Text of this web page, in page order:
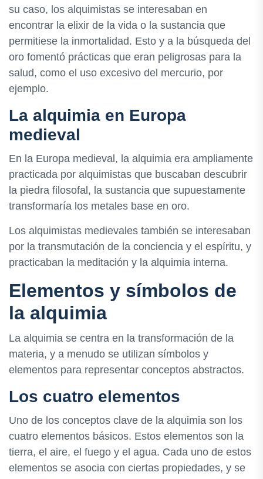
su caso, los alquimistas se interesaban en
encontrar la elixir de la vida o la sustancia que
permitiese la inmortalidad. Esto y a la búsqueda del
oro fomentó prácticas que eran peligrosas para la
salud, como el uso excesivo del mercurio, por
ejemplo.
La alquimia en Europa
medieval
En la Europa medieval, la alquimia era ampliamente
practicada por alquimistas que buscaban descubrir
la piedra filosofal, la sustancia que supuestamente
transformaría los metales base en oro.
Los alquimistas medievales también se interesaban
por la transmutación de la conciencia y el espíritu, y
practicaban la meditación y la alquimia interna.
Elementos y símbolos de
la alquimia
La alquimia se centra en la transformación de la
materia, y a menudo se utilizan símbolos y
elementos para representar conceptos abstractos.
Los cuatro elementos
Uno de los conceptos clave de la alquimia son los
cuatro elementos básicos. Estos elementos son la
tierra, el aire, el fuego y el agua. Cada uno de estos
elementos se asocia con ciertas propiedades, y se